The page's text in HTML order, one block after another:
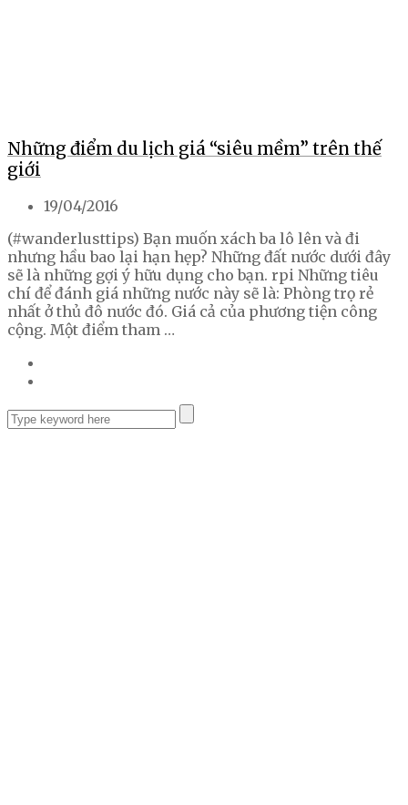
Những điểm du lịch giá “siêu mềm” trên thế
giới
19/04/2016
(#wanderlusttips) Bạn muốn xách ba lô lên và đi
nhưng hầu bao lại hạn hẹp? Những đất nước dưới đây
sẽ là những gợi ý hữu dụng cho bạn. rpi Những tiêu
chí để đánh giá những nước này sẽ là: Phòng trọ rẻ
nhất ở thủ đô nước đó. Giá cả của phương tiện công
cộng. Một điểm tham …